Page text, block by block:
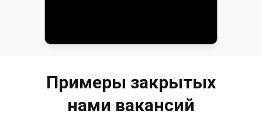
Примеры закрытых
нами вакансий